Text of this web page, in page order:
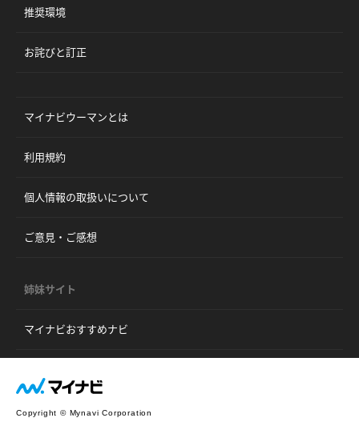
推奨環境
お詫びと訂正
マイナビウーマンとは
利用規約
個人情報の取扱いについて
ご意見・ご感想
姉妹サイト
マイナビおすすめナビ
Copyright © Mynavi Corporation